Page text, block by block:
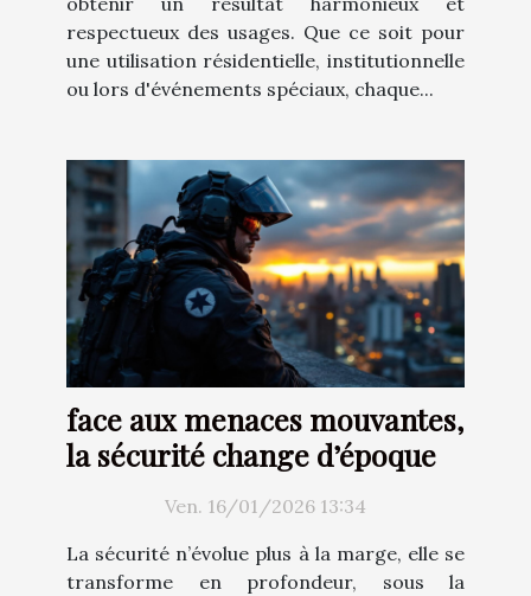
respectueux des usages. Que ce soit pour
une utilisation résidentielle, institutionnelle
ou lors d'événements spéciaux, chaque...
face aux menaces mouvantes,
la sécurité change d’époque
Ven. 16/01/2026 13:34
La sécurité n’évolue plus à la marge, elle se
transforme en profondeur, sous la